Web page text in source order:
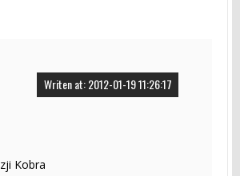
Writen at: 2012-01-19 11:26:17
Kobra